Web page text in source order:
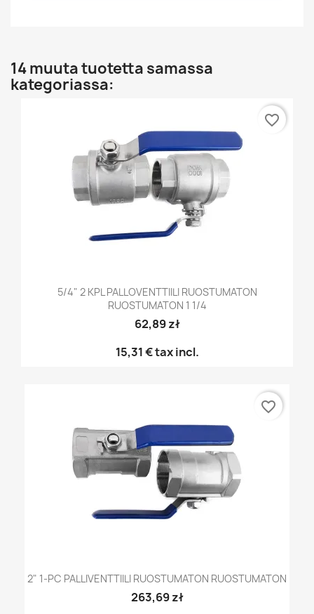
14 muuta tuotetta samassa
kategoriassa:
5/4" 2 KPL PALLOVENTTIILI RUOSTUMATON
RUOSTUMATON 1 1/4
62,89 zł
15,31 €tax incl.
favorite_border
2" 1-PC PALLIVENTTIILI RUOSTUMATON RUOSTUMATON
263,69 zł
favorite_border